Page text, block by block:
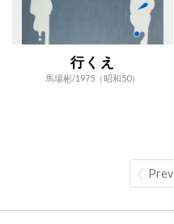
行くえ
馬場彬/1975（昭和50）
Prev